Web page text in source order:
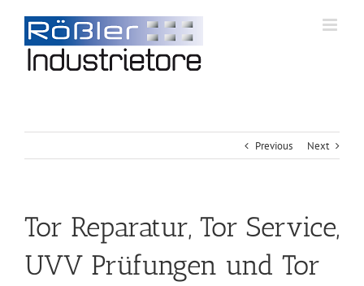
Previous Next
Tor Reparatur, Tor Service,
UVV Prüfungen und Tor